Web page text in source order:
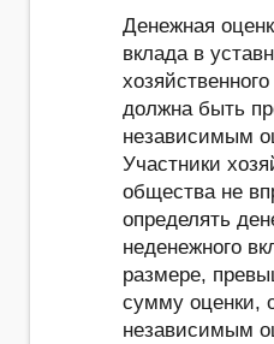
Денежная
вклада в
должна быть
независимым
Участники
общества не
определять
неденежного
размере,
сумму оценки,
независимым